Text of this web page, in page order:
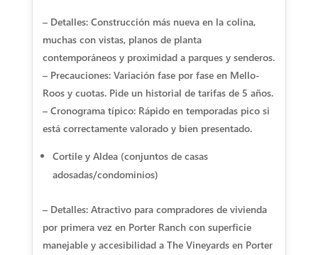
– Detalles: Construcción más nueva en la colina,
muchas con vistas, planos de planta
contemporáneos y proximidad a parques y senderos.
– Precauciones: Variación fase por fase en Mello-
Roos y cuotas. Pide un historial de tarifas de 5 años.
– Cronograma típico: Rápido en temporadas pico si
está correctamente valorado y bien presentado.
Cortile y Aldea (conjuntos de casas
adosadas/condominios)
– Detalles: Atractivo para compradores de vivienda
por primera vez en Porter Ranch con superficie
manejable y accesibilidad a The Vineyards en Porter